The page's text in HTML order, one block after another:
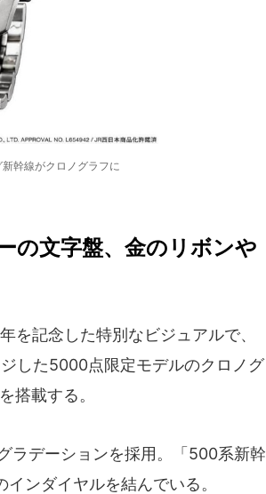
幹線がクロノグラフに
の文字盤、金のリボンや
記念した特別なビジュアルで、
した5000点限定モデルのクロノグ
搭載する。
ラデーションを採用。「500系新幹
ンダイヤルを結んでいる。